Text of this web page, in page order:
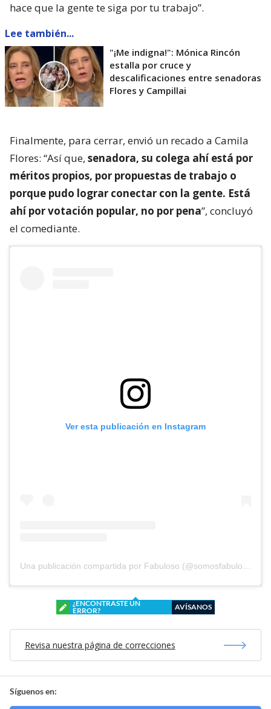
hace que la gente te siga por tu trabajo”.
Lee también...
"¡Me indigna!": Mónica Rincón
estalla por cruce y
descalificaciones entre senadoras
Flores y Campillai
Finalmente, para cerrar, envió un recado a Camila
Flores: “Así que, senadora, su colega ahí está por
méritos propios, por propuestas de trabajo o
porque pudo lograr conectar con la gente. Está
ahí por votación popular, no por pena”, concluyó
el comediante.
Ver esta publicación en Instagram
Una publicación compartida por Fabuloso (@somosfabuloso)
¿ENCONTRASTE UN
ERROR?
AVÍSANOS
Revisa nuestra página de correcciones
Síguenos en: